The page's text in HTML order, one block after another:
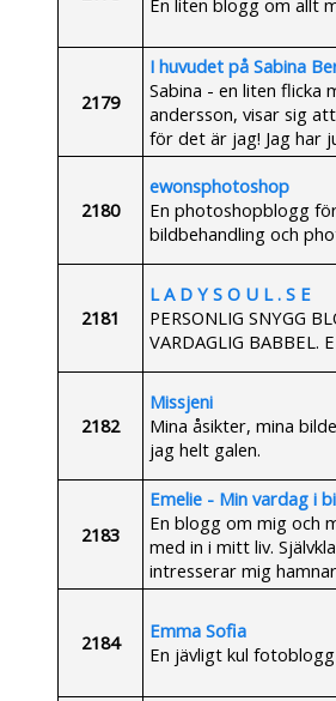
2179
I huvudet på Sabina
Sabina - en liten
andersson, visar sig
för det är jag! Jag har
2180
ewonsphotoshop
En photoshopblogg
bildbehandling och
2181
L A D Y S O U L . S E
PERSONLIG SNYGG
VARDAGLIG BABBEL.
2182
Missjeni
Mina åsikter, mina
jag helt galen.
2183
Emelie - Min vardag i
En blogg om mig och
med in i mitt liv.
intresserar mig
2184
Emma Sofia
En jävligt kul